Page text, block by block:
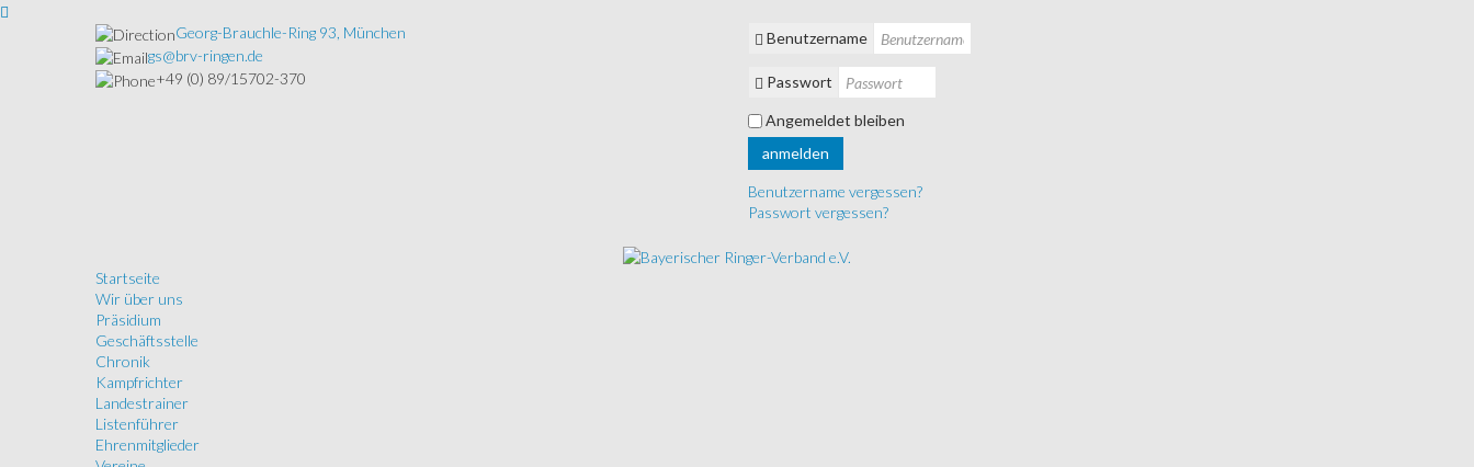
Georg-Brauchle-Ring 93, München
gs@brv-ringen.de
+49 (0) 89/15702-370
Benutzername
Passwort
Angemeldet bleiben
anmelden
Benutzername vergessen?
Passwort vergessen?
Startseite
Wir über uns
Präsidium
Geschäftsstelle
Chronik
Kampfrichter
Landestrainer
Listenführer
Ehrenmitglieder